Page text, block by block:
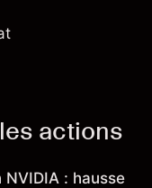
actions
: hausse